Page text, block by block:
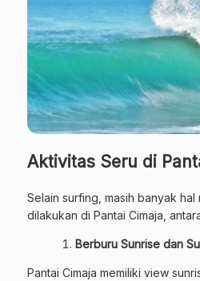
Aktivitas Seru di
Selain surfing, masih banyak hal
dilakukan di Pantai Cimaja,
Berburu Sunrise dan
Pantai Cimaja memiliki view